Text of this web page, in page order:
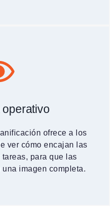
ofrece a los
ver cómo encajan las
para que las
imagen completa.